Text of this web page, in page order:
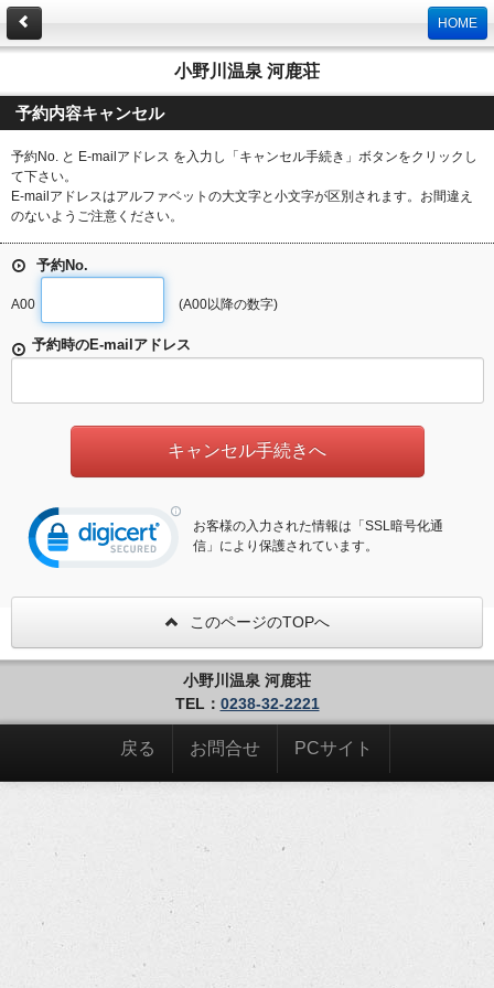
HOME
小野川温泉 河鹿荘
予約内容キャンセル
予約No. と E-mailアドレス を入力し「キャンセル手続き」ボタンをクリックし
て下さい。
E-mailアドレスはアルファベットの大文字と小文字が区別されます。お間違え
のないようご注意ください。
予約No.
A00 (A00以降の数字)
予約時のE-mailアドレス
お客様の入力された情報は「SSL暗号化通
信」により保護されています。
このページのTOPへ
小野川温泉 河鹿荘
TEL： 0238-32-2221
戻る お問合せ PCサイト